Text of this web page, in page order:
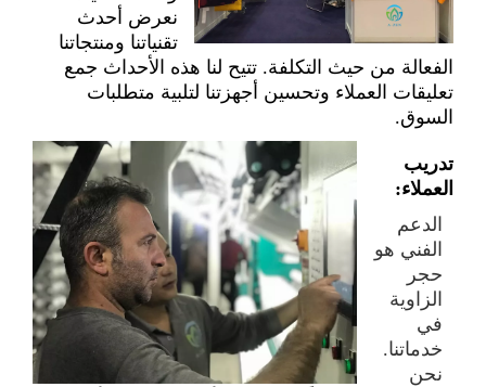
نعرض أحدث
تقنياتنا ومنتجاتنا
الفعالة من حيث التكلفة. تتيح لنا هذه الأحداث جمع
تعليقات العملاء وتحسين أجهزتنا لتلبية متطلبات
السوق.
تدريب
العملاء:
الدعم
الفني هو
حجر
الزاوية
في
خدماتنا.
نحن